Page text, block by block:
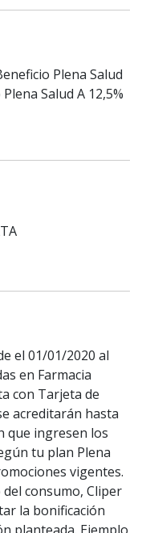
Plena Salud
Salud A 12,5%
el 01/01/2020 al
en Farmacia
con Tarjeta de
acreditarán hasta
que ingresen los
tu plan Plena
vigentes.
consumo, Cliper
la bonificación